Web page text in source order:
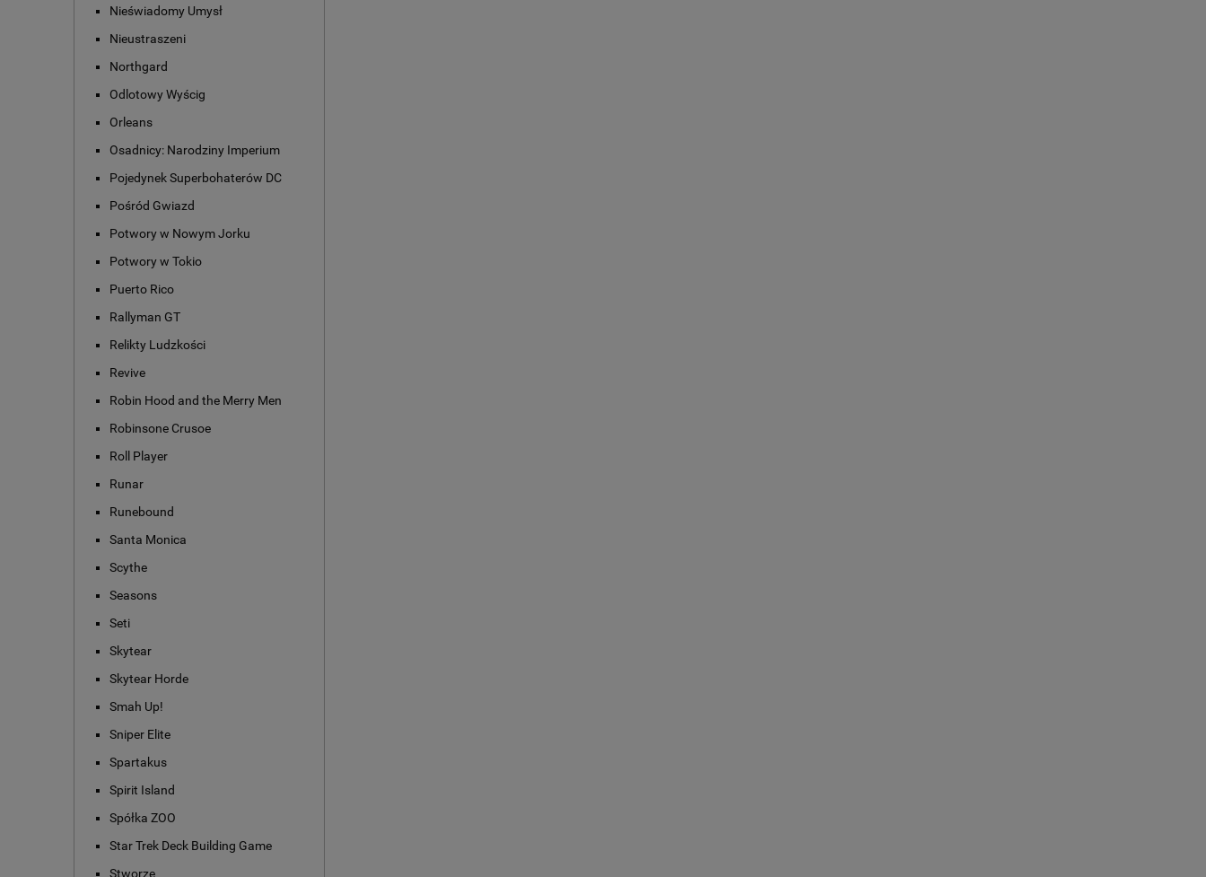
Nieświadomy Umysł
Nieustraszeni
Northgard
Odlotowy Wyścig
Orleans
Osadnicy: Narodziny Imperium
Pojedynek Superbohaterów DC
Pośród Gwiazd
Potwory w Nowym Jorku
Potwory w Tokio
Puerto Rico
Rallyman GT
Relikty Ludzkości
Revive
Robin Hood and the Merry Men
Robinsone Crusoe
Roll Player
Runar
Runebound
Santa Monica
Scythe
Seasons
Seti
Skytear
Skytear Horde
Smah Up!
Sniper Elite
Spartakus
Spirit Island
Spółka ZOO
Star Trek Deck Building Game
Stworze